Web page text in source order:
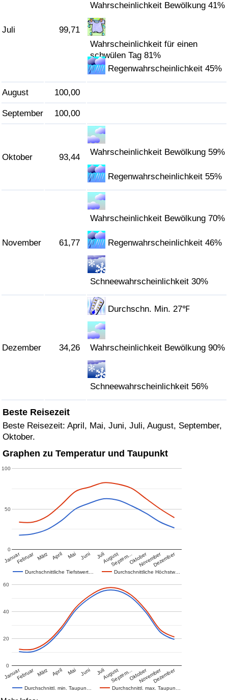
Juli 99,71
Wahrscheinlichkeit Bewölkung 41%
Wahrscheinlichkeit für einen
schwülen Tag 81%
Regenwahrscheinlichkeit 45%
August 100,00
September 100,00
Oktober 93,44
Wahrscheinlichkeit Bewölkung 59%
Regenwahrscheinlichkeit 55%
November 61,77
Wahrscheinlichkeit Bewölkung 70%
Regenwahrscheinlichkeit 46%
Schneewahrscheinlichkeit 30%
Dezember 34,26
Durchschn. Min. 27℉
Wahrscheinlichkeit Bewölkung 90%
Schneewahrscheinlichkeit 56%
Beste Reisezeit
Beste Reisezeit: April, Mai, Juni, Juli, August, September,
Oktober.
Graphen zu Temperatur und Taupunkt
Durchschnittliche Tiefstwert… Durchschnittliche Höchstw…
JanuarFebruar März April Mai Juni JuliAugustSeptem…OktoberNovemberDezember
0
50
100
Durchschnittl. min. Taupun… Durchschnittl. max. Taupun…
JanuarFebruar März April Mai Juni JuliAugustSeptem…OktoberNovemberDezember
0
20
40
60